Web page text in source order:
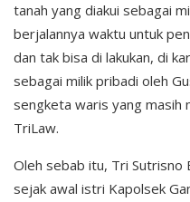
tanah yang diakui sebagai
berjalannya waktu untuk
dan tak bisa di lakukan, di
sebagai milik pribadi oleh
sengketa waris yang masih
TriLaw.
Oleh sebab itu, Tri Sutrisno
sejak awal istri Kapolsek